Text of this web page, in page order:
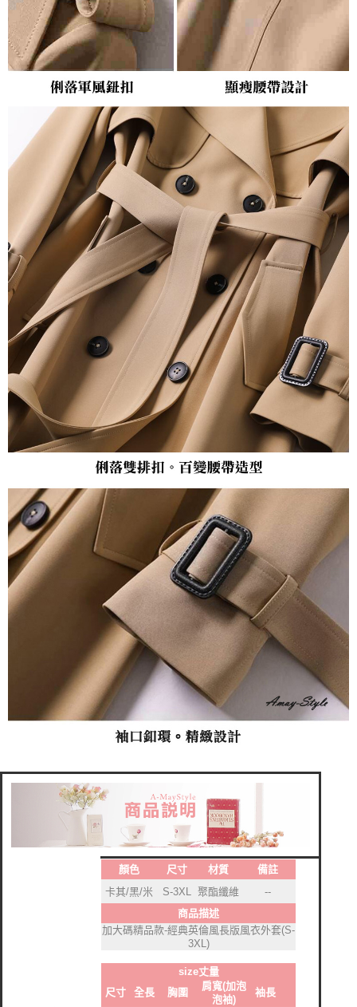
顏色 尺寸 材質
備註
卡其/黑/米
S-3XL 聚酯纖維
--
商品描述
加大碼精品款-經典英倫風長版風衣外套(S-
3XL)
size丈量
尺寸
全長 胸圍
肩寬(加泡
泡袖)
袖長